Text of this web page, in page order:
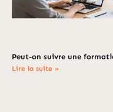
Peut-on suivre une
Lire la suite »